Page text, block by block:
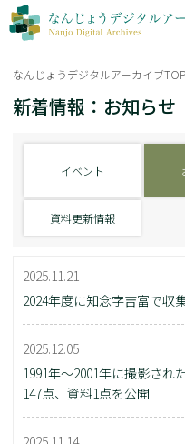
なんじょうデジタルアーカイブTOP
新着情報：お知らせ
イベント
資料更新情報
2025.11.21
2024年度に知念字吉富で
2025.12.05
1991年～2001年に撮影さ
147点、資料1点を公開